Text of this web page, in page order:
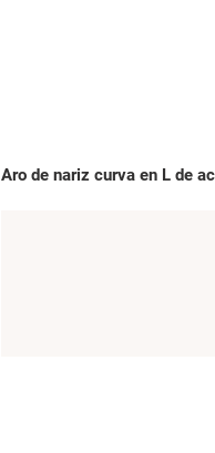
Aro de nariz curva en L de